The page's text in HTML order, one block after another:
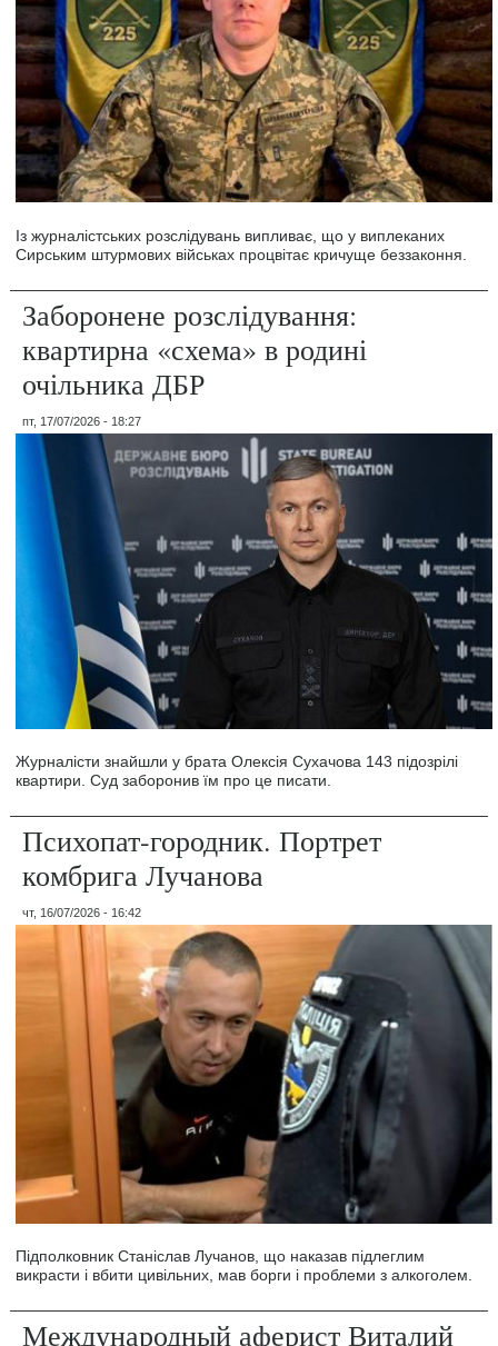
Із журналістських розслідувань випливає, що у виплеканих
Сирським штурмових військах процвітає кричуще беззаконня.
Заборонене розслідування:
квартирна «схема» в родині
очільника ДБР
пт, 17/07/2026 - 18:27
Журналісти знайшли у брата Олексія Сухачова 143 підозрілі
квартири. Суд заборонив їм про це писати.
Психопат-городник. Портрет
комбрига Лучанова
чт, 16/07/2026 - 16:42
Підполковник Станіслав Лучанов, що наказав підлеглим
викрасти і вбити цивільних, мав борги і проблеми з алкоголем.
Международный аферист Виталий